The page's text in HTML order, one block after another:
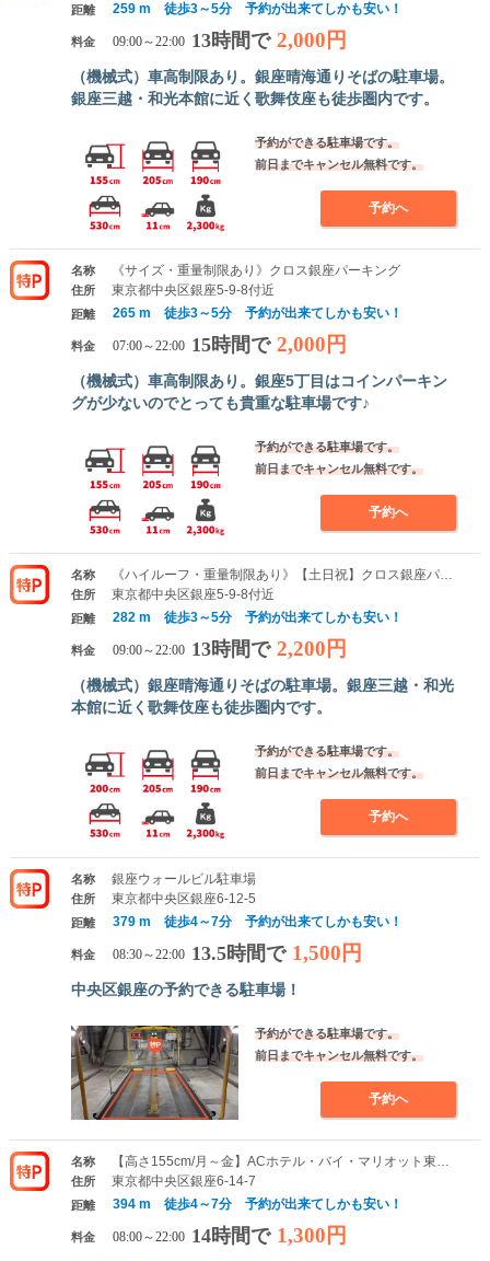
距離 259 m 徒歩3～5分 予約が出来てしかも安い！
料金 09:00～22:00 13時間で 2,000円
（機械式）車高制限あり。銀座晴海通りそばの駐車場。
銀座三越・和光本館に近く歌舞伎座も徒歩圏内です。
予約ができる駐車場です。
前日までキャンセル無料です。
予約へ
名称 《サイズ・重量制限あり》クロス銀座パーキング
住所 東京都中央区銀座5-9-8付近
距離 265 m 徒歩3～5分 予約が出来てしかも安い！
料金 07:00～22:00 15時間で 2,000円
（機械式）車高制限あり。銀座5丁目はコインパーキン
グが少ないのでとっても貴重な駐車場です♪
予約ができる駐車場です。
前日までキャンセル無料です。
予約へ
名称 《ハイルーフ・重量制限あり》【土日祝】クロス銀座パーキング
住所 東京都中央区銀座5-9-8付近
距離 282 m 徒歩3～5分 予約が出来てしかも安い！
料金 09:00～22:00 13時間で 2,200円
（機械式）銀座晴海通りそばの駐車場。銀座三越・和光
本館に近く歌舞伎座も徒歩圏内です。
予約ができる駐車場です。
前日までキャンセル無料です。
予約へ
名称 銀座ウォールビル駐車場
住所 東京都中央区銀座6-12-5
距離 379 m 徒歩4～7分 予約が出来てしかも安い！
料金 08:30～22:00 13.5時間で 1,500円
中央区銀座の予約できる駐車場！
予約ができる駐車場です。
前日までキャンセル無料です。
予約へ
名称 【高さ155cm/月～金】ACホテル・バイ・マリオット東京銀座駐車場
住所 東京都中央区銀座6-14-7
距離 394 m 徒歩4～7分 予約が出来てしかも安い！
料金 08:00～22:00 14時間で 1,300円